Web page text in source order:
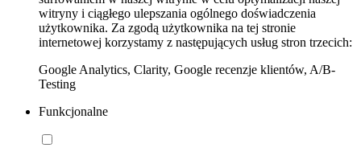
witryny i ciągłego ulepszania ogólnego doświadczenia
użytkownika. Za zgodą użytkownika na tej stronie
internetowej korzystamy z następujących usług stron trzecich:
Google Analytics, Clarity, Google recenzje klientów, A/B-
Testing
Funkcjonalne